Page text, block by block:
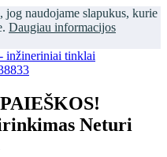
jog naudojame slapukus, kurie
Daugiau informacijos
Neturi